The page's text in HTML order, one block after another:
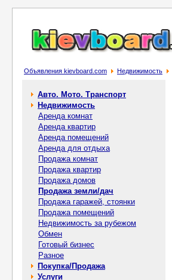
Объявления kievboard.com Недвижимость
Авто. Мото. Транспорт
Недвижимость
Аренда комнат
Аренда квартир
Аренда помещений
Аренда для отдыха
Продажа комнат
Продажа квартир
Продажа домов
Продажа земли/дач
Продажа гаражей, стоянки
Продажа помещений
Недвижимость за рубежом
Обмен
Готовый бизнес
Разное
Покупка/Продажа
Услуги